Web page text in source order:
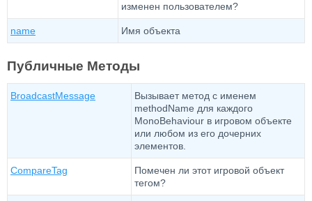
изменен пользователем?
name Имя объекта
Публичные Методы
BroadcastMessage
Вызывает метод с именем
methodName для каждого
MonoBehaviour в игровом объекте
или любом из его дочерних
элементов.
CompareTag
Помечен ли этот игровой объект
тегом?